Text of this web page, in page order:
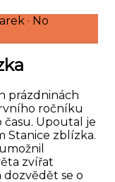
· No
prázdninách
ročníku
času. Upoutal je
Stanice zblízka.
zvířat
se o